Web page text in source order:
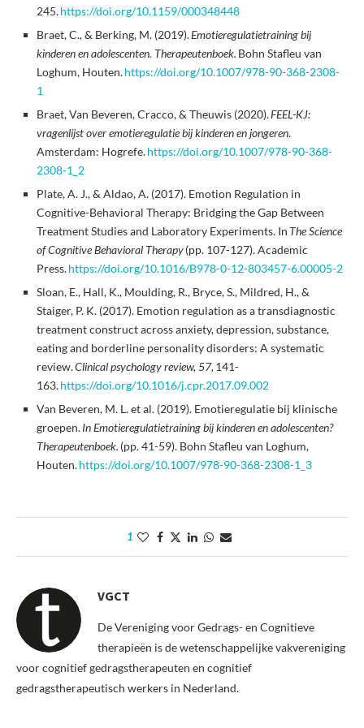
245.https://doi.org/10.1159/000348448
Braet, C., & Berking, M. (2019).Emotieregulatietraining bij
kinderen en adolescenten. Therapeutenboek. Bohn Stafleu van
Loghum, Houten.https://doi.org/10.1007/978-90-368-2308-
1
Braet, Van Beveren, Cracco, & Theuwis (2020).FEEL-KJ:
vragenlijst over emotieregulatie bij kinderen en jongeren.
Amsterdam: Hogrefe.https://doi.org/10.1007/978-90-368-
2308-1_2
Plate, A. J., & Aldao, A. (2017). Emotion Regulation in
Cognitive-Behavioral Therapy: Bridging the Gap Between
Treatment Studies and Laboratory Experiments. In The Science
of Cognitive Behavioral Therapy(pp. 107-127). Academic
Press.https://doi.org/10.1016/B978-0-12-803457-6.00005-2
Sloan, E., Hall, K., Moulding, R., Bryce, S., Mildred, H., &
Staiger, P. K. (2017). Emotion regulation as a transdiagnostic
treatment construct across anxiety, depression, substance,
eating and borderline personality disorders: A systematic
review.Clinical psychology review, 57, 141-
163.https://doi.org/10.1016/j.cpr.2017.09.002
Van Beveren, M. L. et al. (2019). Emotieregulatie bij klinische
groepen.In Emotieregulatietraining bij kinderen en adolescenten?
Therapeutenboek. (pp. 41-59). Bohn Stafleu van Loghum,
Houten.https://doi.org/10.1007/978-90-368-2308-1_3
1
VGCT
De Vereniging voor Gedrags- en Cognitieve
therapieën is de wetenschappelijke vakvereniging
voor cognitief gedragstherapeuten en cognitief
gedragstherapeutisch werkers in Nederland.